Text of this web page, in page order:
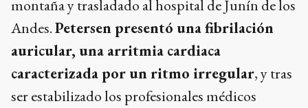
montaña y trasladado al hospital de Junín de los
Andes.Petersen presentó una fibrilación
auricular, una arritmia cardiaca
caracterizada por un ritmo irregular, y tras
ser estabilizado los profesionales médicos